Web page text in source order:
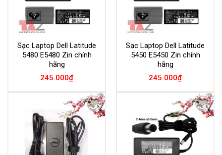
Sạc Laptop Dell Latitude
5480 E5480 Zin chính
hãng
245.000₫
Sạc Laptop Dell Latitude
5450 E5450 Zin chính
hãng
245.000₫
Add to
Wishlist
Add to
Wishlist